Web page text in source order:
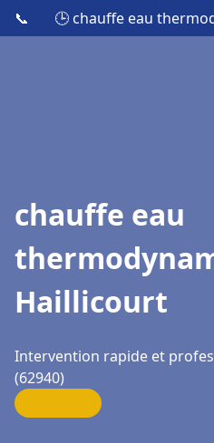
📞 🕒 chauffe eau
chauffe eau
Haillicourt
Intervention rapide et
(62940)